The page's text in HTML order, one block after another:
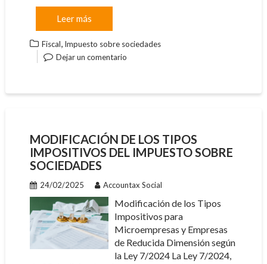
Leer más
Fiscal, Impuesto sobre sociedades
Dejar un comentario
MODIFICACIÓN DE LOS TIPOS
IMPOSITIVOS DEL IMPUESTO SOBRE
SOCIEDADES
24/02/2025 Accountax Social
Modificación de los Tipos
Impositivos para
Microempresas y Empresas
de Reducida Dimensión según
la Ley 7/2024 La Ley 7/2024,